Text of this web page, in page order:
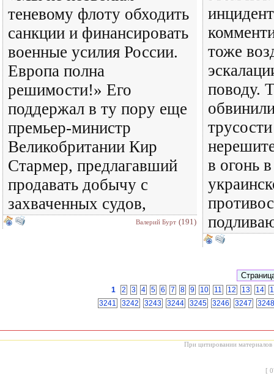
теневому флоту обходить
санкции и финансировать
военные усилия России.
Европа полна
решимости!» Его
поддержал в ту пору еще
премьер-министр
Великобритании Кир
Стармер, предлагавший
продавать добычу с
захваченных судов,
Валерий Бурт (191)
тоже
поводу.
в огонь
1 2 3 4 5 6 7 8 9 10 11 12 13 14
3241
3242 3243 3244 3245 3246 3247 3248
При цитировании материалов
[